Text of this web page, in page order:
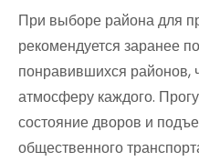
При выборе района для
рекомендуется заранее
понравившихся районов,
атмосферу каждого.
состояние дворов и
общественного